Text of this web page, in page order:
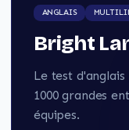
ANGLAIS
Bright
Le test
1000 grandes
équipes.